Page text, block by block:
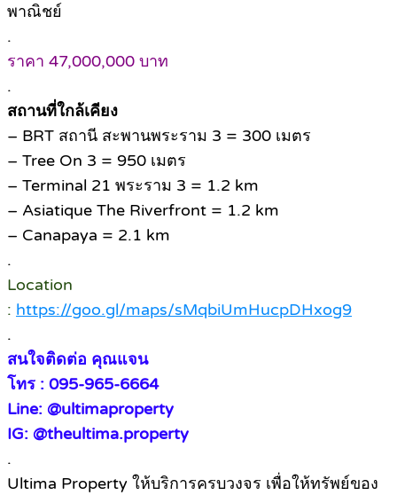
พาณิชย์
.
ราคา 47,000,000 บาท
.
สถานที่ใกล้เคียง
– BRT สถานี สะพานพระราม 3 = 300 เมตร
– Tree On 3 = 950 เมตร
– Terminal 21 พระราม 3 = 1.2 km
– Asiatique The Riverfront = 1.2 km
– Canapaya = 2.1 km
.
Location
: https://goo.gl/maps/sMqbiUmHucpDHxog9
.
สนใจติดต่อ คุณแจน
โทร : 095-965-6664
Line: @ultimaproperty
IG: @theultima.property
.
Ultima Property ให้บริการครบวงจร เพื่อให้ทรัพย์ของ